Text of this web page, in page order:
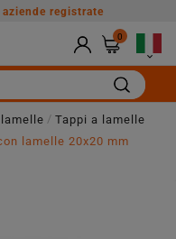
registrate
0

Tappi a lamelle
lamelle 20x20 mm